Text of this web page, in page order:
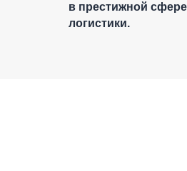
в престижной сфере
логистики.